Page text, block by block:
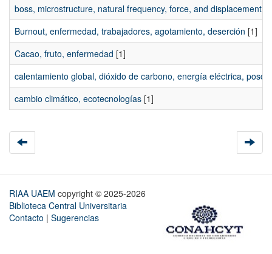
boss, microstructure, natural frequency, force, and displacement
Burnout, enfermedad, trabajadores, agotamiento, deserción [1]
Cacao, fruto, enfermedad [1]
calentamiento global, dióxido de carbono, energía eléctrica,
cambio climático, ecotecnologías [1]
RIAA UAEM copyright © 2025-2026
Biblioteca Central Universitaria
Contacto | Sugerencias